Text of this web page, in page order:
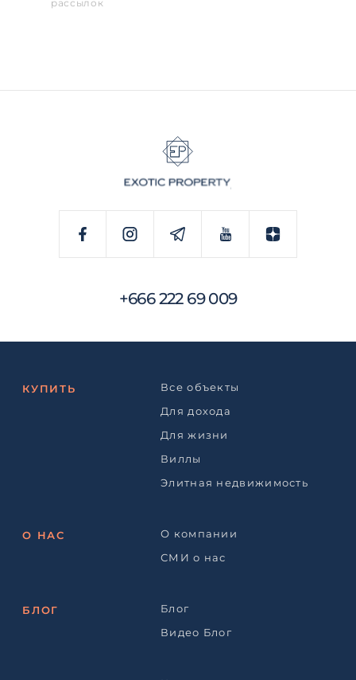
рассылок
+666 222 69 009
КУПИТЬ
Все объекты
Для дохода
Для жизни
Виллы
Элитная недвижимость
О НАС
О компании
СМИ о нас
БЛОГ
Блог
Видео Блог